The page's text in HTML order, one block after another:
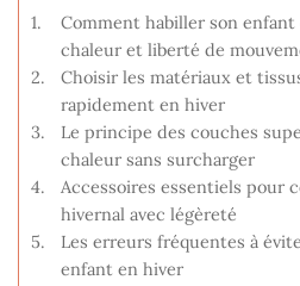
Comment habiller son
chaleur et liberté de
Choisir les matériaux et
rapidement en hiver
Le principe des couches
chaleur sans surcharger
Accessoires essentiels pour
hivernal avec légèreté
Les erreurs fréquentes à
enfant en hiver